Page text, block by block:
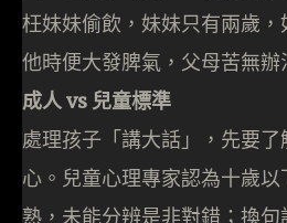
枉妹妹偷飲，妹妹只有兩歲
他時便大發脾氣，父母苦無辦
成人 vs 兒童標準
處理孩子「講大話」，先要
心。兒童心理專家認為十歲
熟，未能分辨是非對錯；換